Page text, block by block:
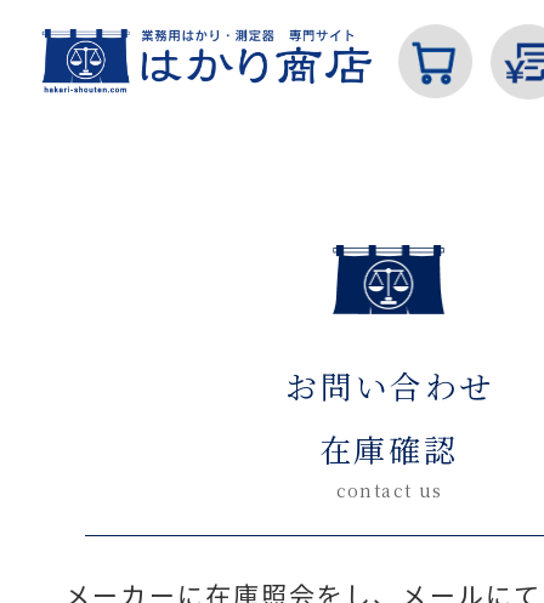
カテゴリから探す
分銅
ホーム お問い合わせ在庫確認(入力ページ)
お問い合わせ
在庫確認
contact us
メーカーに在庫照会をし、メールに